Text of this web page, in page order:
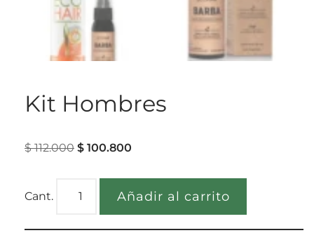
Kit Hombres
$112.000 $ 100.800
Añadir al carrito